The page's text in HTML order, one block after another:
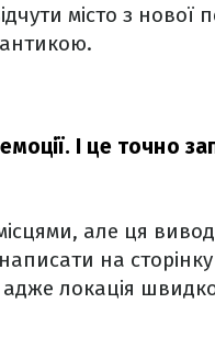
місто з нової
І це точно
але ця
на
адже локація